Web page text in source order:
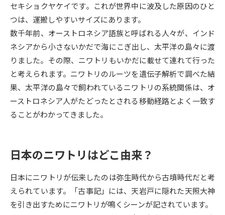
大学研究
大学で学べる内容や特徴を調べる
新増設大学・学部・学科特集
国際・グローバルに強い大学特
集
データサイエンス特集
（高3生用）
（高2生用）
SELFBRAND特集ページ
セキショクヤケイです。これが世界中に波及した原因のひと
つは、運搬しやすいサイズにあります。
数千年前、オーストロネシア語族と呼ばれる人々が、インド
ネシアから小さないかだで海にこぎ出し、太平洋の島々に渡
りました。その際、ニワトリもいかだに載せて連れて行った
と考えられます。ニワトリのルーツを遺伝子解析で調べた結
果、太平洋の島々で飼われているニワトリの系統関係は、オ
ーストロネシア人がたどったとされる移動経路とよく一致す
ることがわかってきました。
日本のニワトリはどこ由来？
日本にニワトリが伝来したのは弥生時代から古墳時代だと考
えられています。「古事記」には、天岩戸に隠れた天照大神
を引き出すためにニワトリが鳴くシーンが記されています。